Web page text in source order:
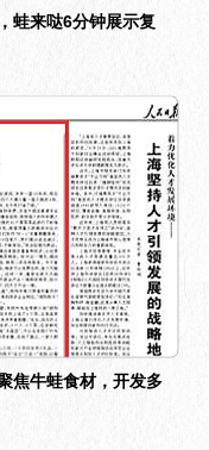
蛙来哒6分钟展示复
焦牛蛙食材，开发多